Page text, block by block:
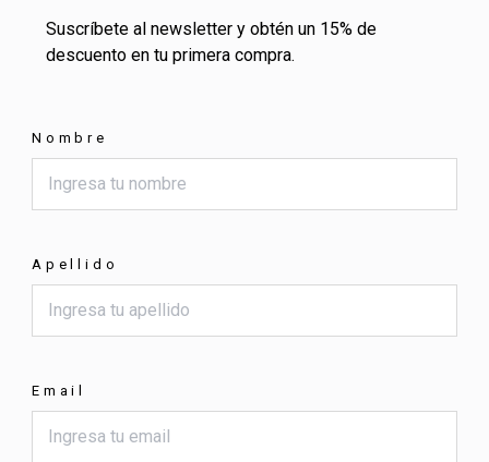
Suscríbete al newsletter y obtén un 15% de
descuento en tu primera compra.
Nombre
Apellido
Email